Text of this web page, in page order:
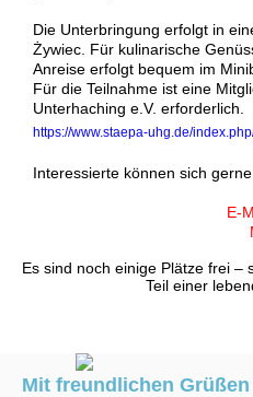
Die Unterbringung erfolgt in
Żywiec. Für kulinarische
Anreise erfolgt bequem im
Für die Teilnahme ist eine
Unterhaching e.V. erforderlich.
https://www.staepa-uhg.de/
Interessierte können sich
E-
Es sind noch einige Plätze frei –
Teil einer
‍Mit freundlichen Grüßen